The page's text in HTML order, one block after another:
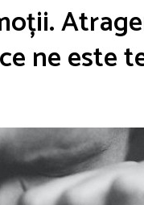
ce ne este